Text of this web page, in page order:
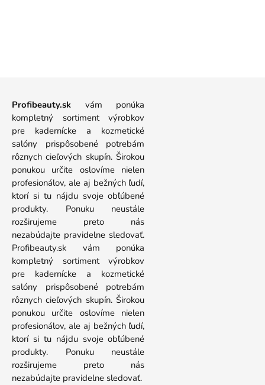
Profibeauty.sk vám ponúka
kompletný sortiment výrobkov
pre kadernícke a kozmetické
salóny prispôsobené potrebám
rôznych cieľových skupín. Širokou
ponukou určite oslovíme nielen
profesionálov, ale aj bežných ľudí,
ktorí si tu nájdu svoje obľúbené
produkty. Ponuku neustále
rozširujeme preto nás
nezabúdajte pravidelne sledovať.
Profibeauty.sk vám ponúka
kompletný sortiment výrobkov
pre kadernícke a kozmetické
salóny prispôsobené potrebám
rôznych cieľových skupín. Širokou
ponukou určite oslovíme nielen
profesionálov, ale aj bežných ľudí,
ktorí si tu nájdu svoje obľúbené
produkty. Ponuku neustále
rozširujeme preto nás
nezabúdajte pravidelne sledovať.